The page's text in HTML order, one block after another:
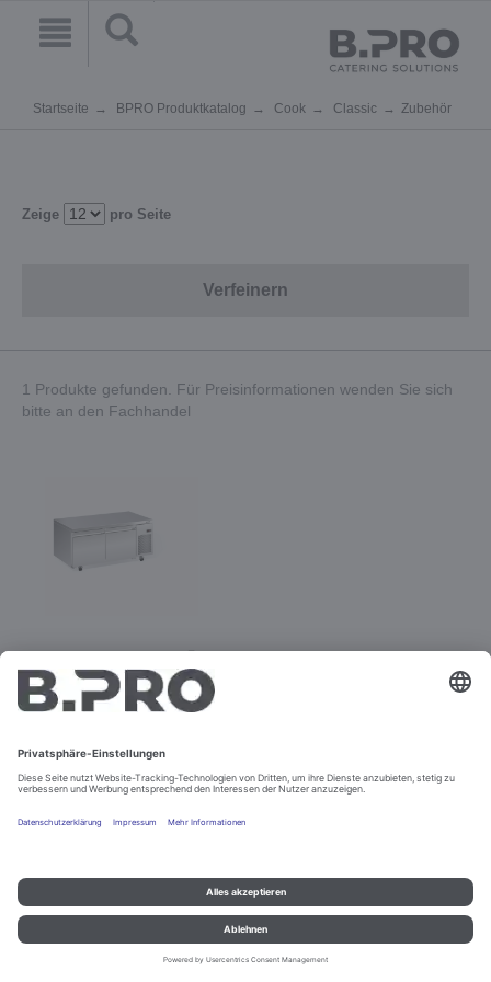
Startseite BPRO Produktkatalog Cook Classic Zubehör
Zeige pro Seite
Verfeinern
1 Produkte gefunden. Für Preisinformationen wenden Sie sich
bitte an den Fachhandel
BC UCT 2D
Impressum und Datenschutz Kontakt
© B.PRO Catering Solutions 2022